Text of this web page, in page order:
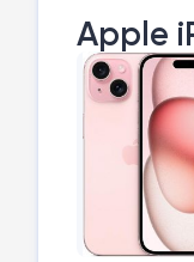
Apple